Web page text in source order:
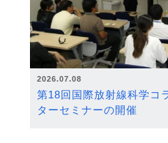
2026.07.08
第18回国際放射線科学コ
ターセミナーの開催